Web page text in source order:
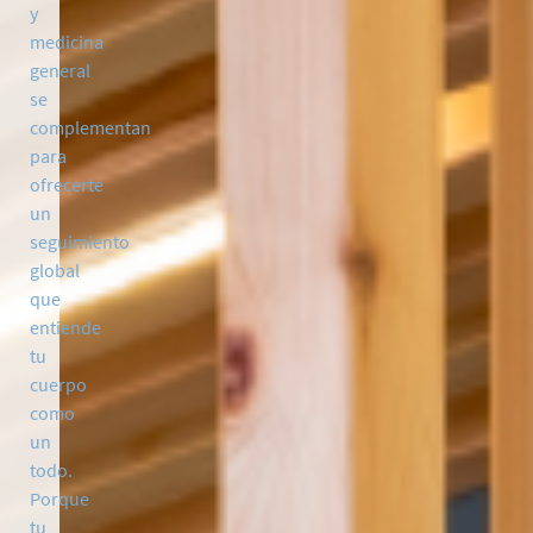
y
medicina
general
se
complementan
para
ofrecerte
un
seguimiento
global
que
entiende
tu
cuerpo
como
un
todo.
Porque
tu